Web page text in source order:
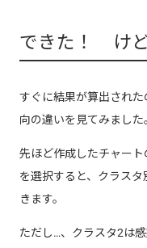
できた！ け
すぐに結果が算出され
向の違いを見てみました
先ほど作成したチャー
を選択すると、クラス
きます。
ただし…、クラスタ2は